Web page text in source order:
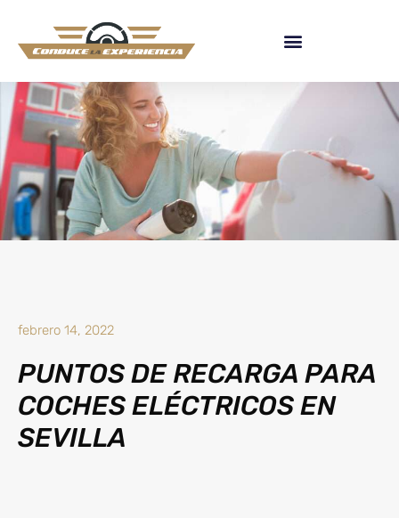
febrero 14, 2022
PUNTOS DE RECARGA PARA
COCHES ELÉCTRICOS EN
SEVILLA